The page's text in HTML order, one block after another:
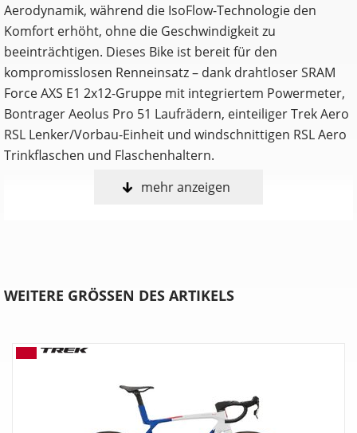
Aerodynamik, während die IsoFlow-Technologie den
Komfort erhöht, ohne die Geschwindigkeit zu
beeinträchtigen. Dieses Bike ist bereit für den
kompromisslosen Renneinsatz – dank drahtloser SRAM
Force AXS E1 2x12-Gruppe mit integriertem Powermeter,
Bontrager Aeolus Pro 51 Laufrädern, einteiliger Trek Aero
RSL Lenker/Vorbau-Einheit und windschnittigen RSL Aero
Trinkflaschen und Flaschenhaltern.
Unser leichtestes Madone Disc aller Zeiten
Rohrdesign verbessert den Luftstrom über das gesamte
Bike hinweg und hält das Gewicht für herausfordernde
Kletterpassagen niedrig. Außerdem wurde die
Konstruktion des gesamten Bikes für noch mehr Speed
mehr anzeigen
WEITERE GRÖSSEN DES ARTIKELS